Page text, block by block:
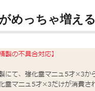
めっちゃ増える